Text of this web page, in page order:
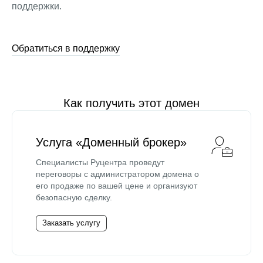
поддержки.
Обратиться в поддержку
Как получить этот домен
Услуга «Доменный брокер»
Специалисты Руцентра проведут
переговоры с администратором домена о
его продаже по вашей цене и организуют
безопасную сделку.
Заказать услугу